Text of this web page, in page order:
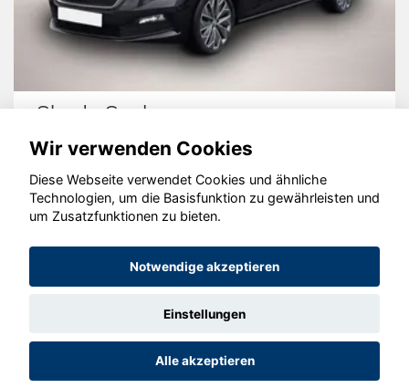
Skoda Scala
© konjunkturmotor.de GmbH 2020 - 2026
Wir verwenden Cookies
Diese Webseite verwendet Cookies und ähnliche
Technologien, um die Basisfunktion zu gewährleisten und
um Zusatzfunktionen zu bieten.
Notwendige akzeptieren
Einstellungen
Alle akzeptieren